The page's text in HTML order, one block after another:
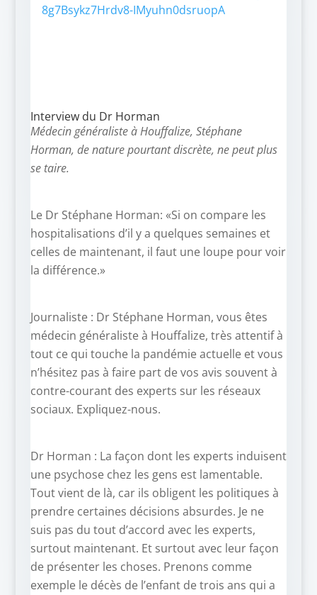
8g7Bsykz7Hrdv8-IMyuhn0dsruopA
Interview du Dr Horman
Médecin généraliste à Houffalize, Stéphane
Horman, de nature pourtant discrète, ne peut plus
se taire.
Le Dr Stéphane Horman: «Si on compare les
hospitalisations d’il y a quelques semaines et
celles de maintenant, il faut une loupe pour voir
la différence.»
Journaliste : Dr Stéphane Horman, vous êtes
médecin généraliste à Houffalize, très attentif à
tout ce qui touche la pandémie actuelle et vous
n’hésitez pas à faire part de vos avis souvent à
contre-courant des experts sur les réseaux
sociaux. Expliquez-nous.
Dr Horman : La façon dont les experts induisent
une psychose chez les gens est lamentable.
Tout vient de là, car ils obligent les politiques à
prendre certaines décisions absurdes. Je ne
suis pas du tout d’accord avec les experts,
surtout maintenant. Et surtout avec leur façon
de présenter les choses. Prenons comme
exemple le décès de l’enfant de trois ans qui a